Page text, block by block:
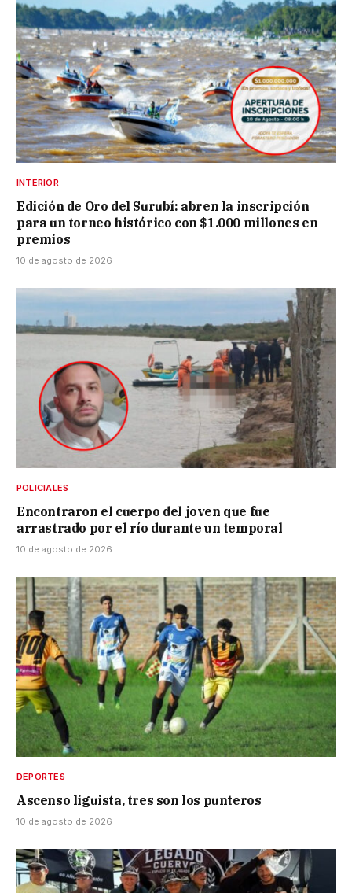
INTERIOR
Edición de Oro del Surubí: abren la inscripción
para un torneo histórico con $1.000 millones en
premios
10 de agosto de 2026
POLICIALES
Encontraron el cuerpo del joven que fue
arrastrado por el río durante un temporal
10 de agosto de 2026
DEPORTES
Ascenso liguista, tres son los punteros
10 de agosto de 2026